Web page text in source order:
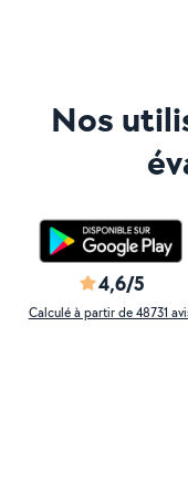
Nos
4,6/5
Calculé à partir de 48731